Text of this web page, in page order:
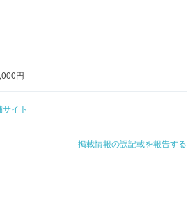
オケなどエンタメツールも多数ご
円
イト
掲載情報の誤記載を報告する